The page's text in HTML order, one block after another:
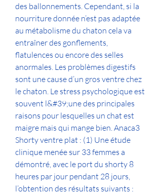
des ballonnements. Cependant, si la
nourriture donnée n’est pas adaptée
au métabolisme du chaton cela va
entraîner des gonflements,
flatulences ou encore des selles
anormales. Les problèmes digestifs
sont une cause d’un gros ventre chez
le chaton. Le stress psychologique est
souvent l&#39;une des principales
raisons pour lesquelles un chat est
maigre mais qui mange bien. Anaca3
Shorty ventre plat : (1) Une étude
clinique menée sur 33 femmes a
démontré, avec le port du shorty 8
heures par jour pendant 28 jours,
l’obtention des résultats suivants :